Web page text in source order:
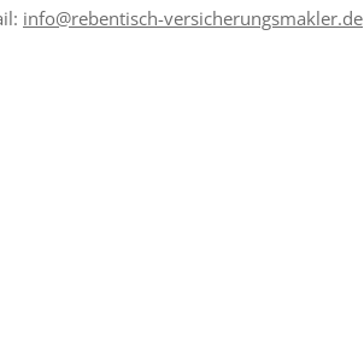
info@rebentisch-versicherungsmakler.de